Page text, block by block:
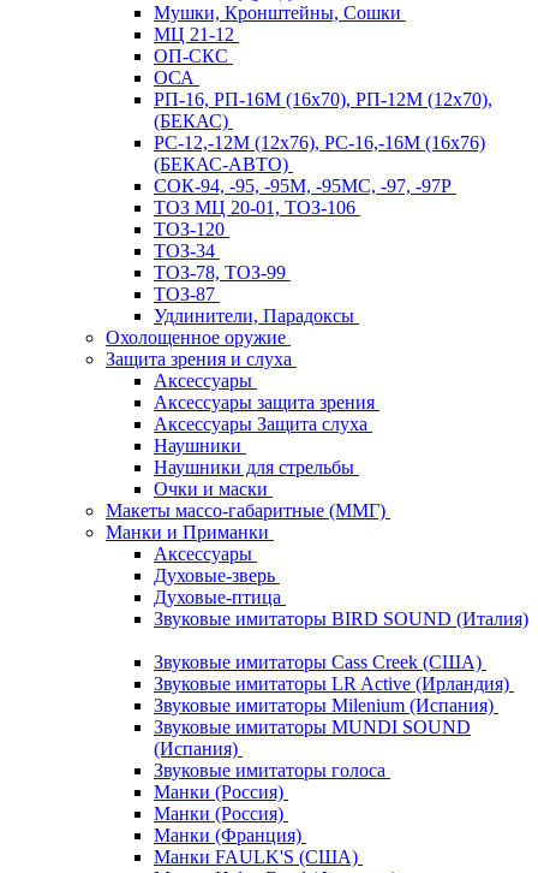
Мушки, Кронштейны, Сошки
МЦ 21-12
ОП-СКС
ОСА
РП-16, РП-16М (16х70), РП-12М (12х70),
(БЕКАС)
РС-12,-12М (12х76), РС-16,-16М (16х76)
(БЕКАС-АВТО)
СОК-94, -95, -95М, -95МС, -97, -97Р
ТОЗ МЦ 20-01, ТОЗ-106
ТОЗ-120
ТОЗ-34
ТОЗ-78, ТОЗ-99
ТОЗ-87
Удлинители, Парадоксы
Охолощенное оружие
Защита зрения и слуха
Аксессуары
Аксессуары защита зрения
Аксессуары Защита слуха
Наушники
Наушники для стрельбы
Очки и маски
Макеты массо-габаритные (ММГ)
Манки и Приманки
Аксессуары
Духовые-зверь
Духовые-птица
Звуковые имитаторы BIRD SOUND (Италия)
Звуковые имитаторы Cass Creek (США)
Звуковые имитаторы LR Active (Ирландия)
Звуковые имитаторы Milenium (Испания)
Звуковые имитаторы MUNDI SOUND
(Испания)
Звуковые имитаторы голоса
Манки (Россия)
Манки (Россия)
Манки (Франция)
Манки FAULK'S (США)